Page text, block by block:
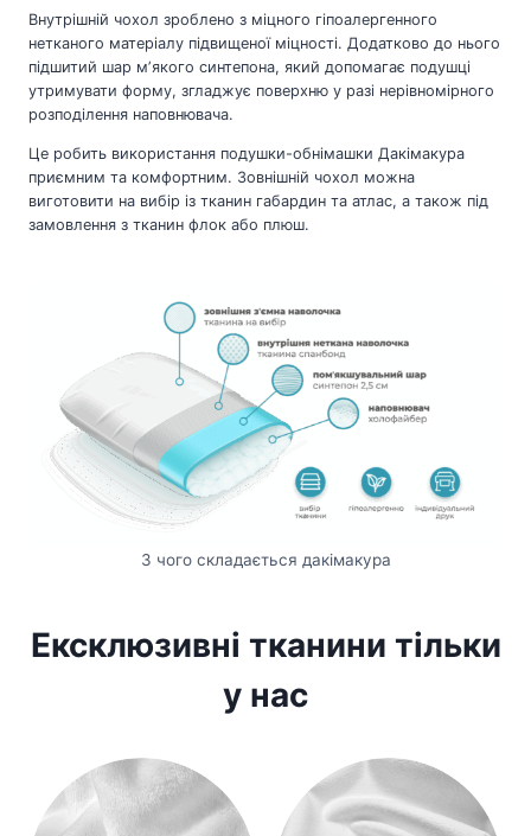
Внутрішній чохол зроблено з міцного гіпоалергенного
нетканого матеріалу підвищеної міцності. Додатково до нього
підшитий шар мʼякого синтепона, який допомагає подушці
утримувати форму, згладжує поверхню у разі нерівномірного
розподілення наповнювача.
Це робить використання подушки-обнімашки Дакімакура
приємним та комфортним. Зовнішній чохол можна
виготовити на вибір із тканин габардин та атлас, а також під
замовлення з тканин флок або плюш.
З чого складається дакімакура
Ексклюзивні тканини тільки
у нас